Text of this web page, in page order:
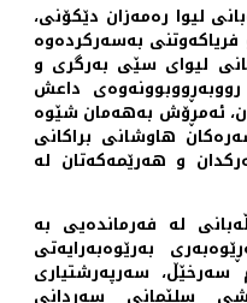
لیوا رەمەزان دێکۆنی،
بەسەرکردەوە
لیوای سێی بەرگری و
داعش
ئەمڕۆش بەھەمان شێوە
ھاوشانی براکانی
و ھەرێمەکەتان لە
لە فەرماندەیی بە
بەرێوەبەرایەتی
سەرپەرشتیاری
سلێمانی سەردانی